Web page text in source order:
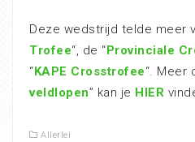
Deze wedstrijd telde meer
Trofee“, de “Provinciale
“KAPE Crosstrofee“. Meer
veldlopen” kan je HIER
Allerlei